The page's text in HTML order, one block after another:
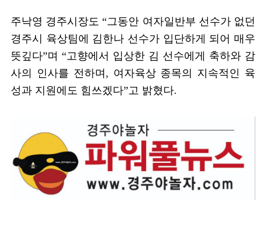
주낙영 경주시장도“그동안 여자일반부 선수가 없던
경주시 육상팀에 김한나 선수가 입단하게 되어 매우
뜻깊다”며 “고향에서 입상한 김 선수에게 축하와 감
사의 인사를 전하며 , 여자육상 종목의 지속적인 육
성과 지원에도 힘쓰겠다”고 밝혔다.